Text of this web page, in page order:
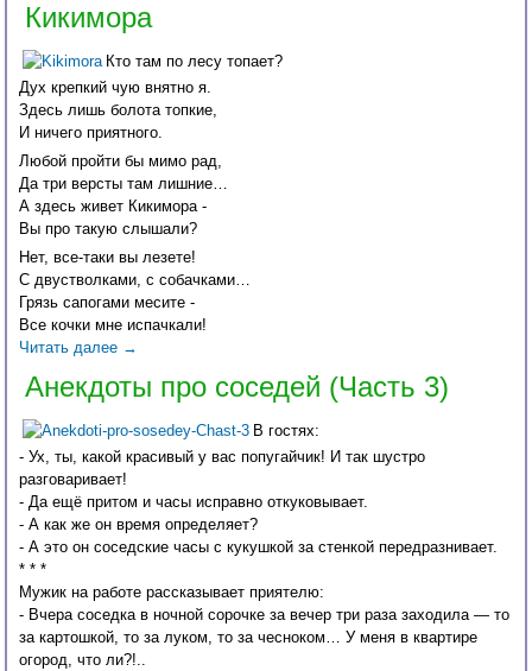
Кикимора
Кто там по лесу топает?
Дух крепкий чую внятно я.
Здесь лишь болота топкие,
И ничего приятного.
Любой пройти бы мимо рад,
Да три версты там лишние…
А здесь живет Кикимора -
Вы про такую слышали?
Нет, все-таки вы лезете!
С двустволками, с собачками…
Грязь сапогами месите -
Все кочки мне испачкали!
Читать далее →
Анекдоты про соседей (Часть 3)
В гостях:
- Ух, ты, какой красивый у вас попугайчик! И так шустро
разговаривает!
- Да ещё притом и часы исправно откуковывает.
- А как же он время определяет?
- А это он соседские часы с кукушкой за стенкой передразнивает.
* * *
Мужик на работе рассказывает приятелю:
- Вчера соседка в ночной сорочке за вечер три раза заходила — то
за картошкой, то за луком, то за чесноком… У меня в квартире
огород, что ли?!..